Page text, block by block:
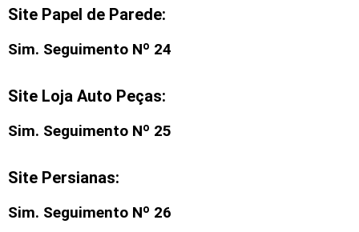
Site Papel de Parede:
Sim. Seguimento Nº 24
Site Loja Auto Peças:
Sim. Seguimento Nº 25
Site Persianas:
Sim. Seguimento Nº 26